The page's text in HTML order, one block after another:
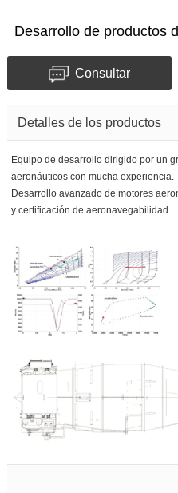
Desarrollo de productos
Consultar
Detalles de los productos
Equipo de desarrollo dirigido por un
aeronáuticos con mucha experiencia.
Desarrollo avanzado de motores
y certificación de aeronavegabilidad